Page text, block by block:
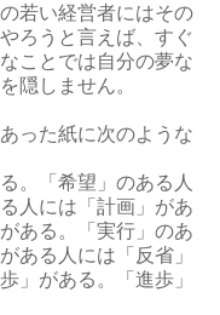
若い経営者にはその
ろうと言えば、すぐ
ことでは自分の夢な
隠しません。
った紙に次のような
。「希望」のある人
人には「計画」があ
ある。「実行」のあ
ある人には「反省」
」がある。「進歩」